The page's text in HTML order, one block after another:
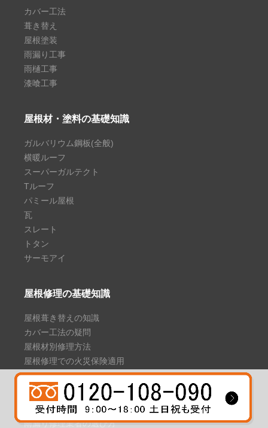
カバー工法
葺き替え
屋根塗装
雨漏り工事
雨樋工事
漆喰工事
屋根材・塗料の基礎知識
ガルバリウム鋼板(全般)
横暖ルーフ
スーパーガルテクト
Tルーフ
パミール屋根
瓦
スレート
トタン
サーモアイ
屋根修理の基礎知識
屋根葺き替えの知識
カバー工法の疑問
屋根材別修理方法
屋根修理での火災保険適用
雨漏り修理の基礎知識
雨漏りの応急処置
雨漏り修理業者の選び方